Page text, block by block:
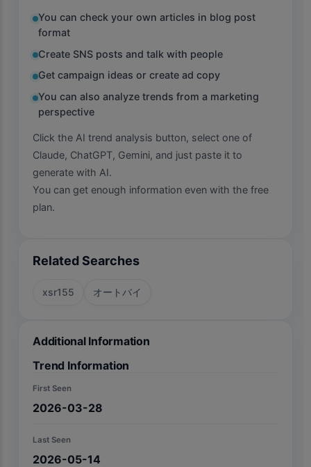
You can check your own articles in blog post
format
Create SNS posts and talk with people
Get campaign ideas or create ad copy
You can also analyze trends from a marketing
perspective
Click the AI trend analysis button, select one of
Claude, ChatGPT, Gemini, and just paste it to
generate with AI.
You can get enough information even with the free
plan.
Related Searches
xsr155 オートバイ
Additional Information
Trend Information
First Seen
2026-03-28
Last Seen
2026-05-14